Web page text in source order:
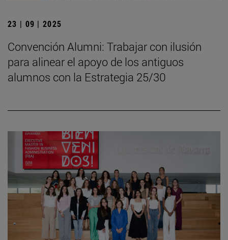
23 | 09 | 2025
Convención Alumni: Trabajar con ilusión
para alinear el apoyo de los antiguos
alumnos con la Estrategia 25/30